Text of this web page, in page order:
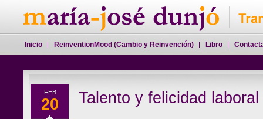
FEB
20 Talento y felicidad laboral
Inicio ReinventionMood (Cambio y Reinvención) Libro